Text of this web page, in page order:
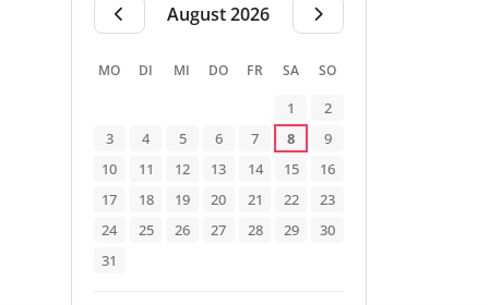
August 2026
MO DI MI DO FR SA SO
1
2
3
4 5 6 7 8
9
10
11 12 13 14 15
16
17
18 19 20 21 22
23
24
25 26 27 28 29
30
31